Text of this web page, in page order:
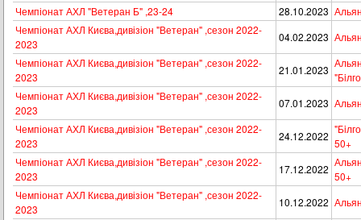
Чемпіонат АХЛ "Ветеран Б" ,23-24
28.10.2023
Чемпіонат АХЛ Києва,дивізіон "Ветеран" ,сезон 2022-
2023
04.02.2023
Чемпіонат АХЛ Києва,дивізіон "Ветеран" ,сезон 2022-
2023
21.01.2023
Чемпіонат АХЛ Києва,дивізіон "Ветеран" ,сезон 2022-
2023
07.01.2023
Чемпіонат АХЛ Києва,дивізіон "Ветеран" ,сезон 2022-
2023
24.12.2022
50+
Чемпіонат АХЛ Києва,дивізіон "Ветеран" ,сезон 2022-
2023
17.12.2022
50+
Чемпіонат АХЛ Києва,дивізіон "Ветеран" ,сезон 2022-
2023
10.12.2022